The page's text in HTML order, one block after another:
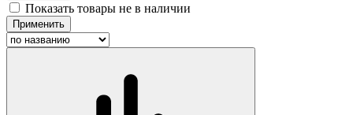
Показать товары не в наличии
Применить